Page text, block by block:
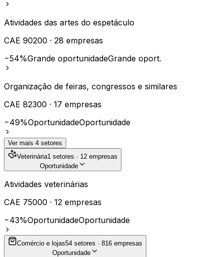
Atividades das artes do espetáculo
CAE 90200 · 28 empresas
−54%Grande oportunidadeGrande oport.
Organização de feiras, congressos e similares
CAE 82300 · 17 empresas
−49%OportunidadeOportunidade
Ver mais 4 setores
Veterinária1 setores · 12 empresas
Oportunidade
Atividades veterinárias
CAE 75000 · 12 empresas
−43%OportunidadeOportunidade
Comércio e lojas54 setores · 816 empresas
Oportunidade